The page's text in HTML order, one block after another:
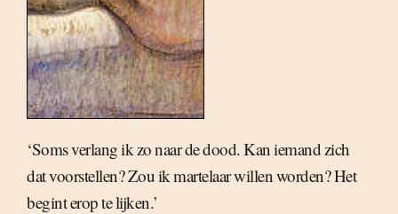
‘Soms verlang ik zo naar de dood. Kan iemand zich
dat voorstellen? Zou ik martelaar willen worden? Het
begint erop te lijken.’